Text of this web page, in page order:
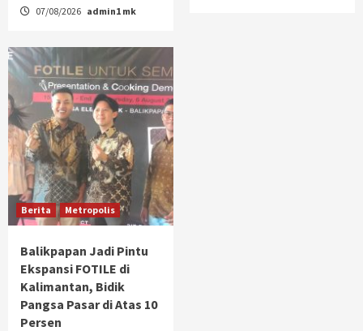
07/08/2026 admin1 mk
Berita Metropolis
Balikpapan Jadi Pintu
Ekspansi FOTILE di
Kalimantan, Bidik
Pangsa Pasar di Atas 10
Persen